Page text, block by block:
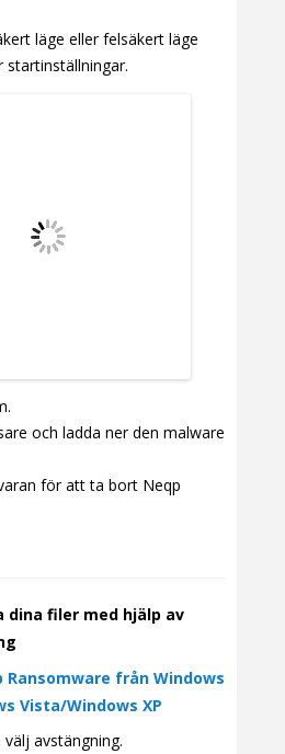
läge eller felsäkert läge
startinställningar.
och ladda ner den malware
för att ta bort Neqp
dina filer med hjälp av
Ransomware från Windows
Vista/Windows XP
avstängning.